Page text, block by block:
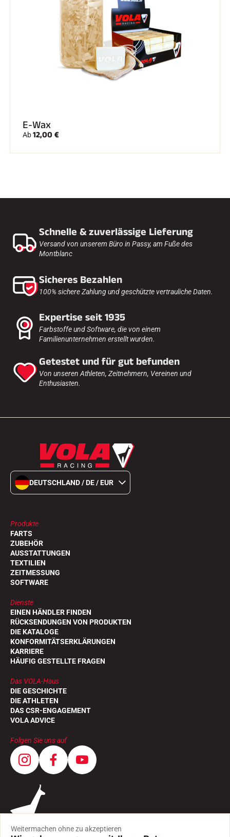
E-Wax
Ab12,00 €
Schnelle & zuverlässige Lieferung
Versand von unserem Büro in Passy, am Fuße des
Montblanc
Sicheres Bezahlen
100% sichere Zahlung und geschützte vertrauliche Daten.
Expertise seit 1935
Farbstoffe und Software, die von einem
Familienunternehmen erstellt wurden.
Getestet und für gut befunden
Von unseren Athleten, Zeitnehmern, Vereinen und
Enthusiasten.
DEUTSCHLAND / DE / EUR
Produkte
FARTS
ZUBEHÖR
AUSSTATTUNGEN
TEXTILIEN
ZEITMESSUNG
SOFTWARE
Dienste
EINEN HÄNDLER FINDEN
RÜCKSENDUNGEN VON PRODUKTEN
DIE KATALOGE
KONFORMITÄTSERKLÄRUNGEN
KARRIERE
HÄUFIG GESTELLTE FRAGEN
Das VOLA-Haus
DIE GESCHICHTE
DIE ATHLETEN
DAS CSR-ENGAGEMENT
VOLA ADVICE
Folgen Sie uns auf
Weitermachen ohne zu akzeptieren